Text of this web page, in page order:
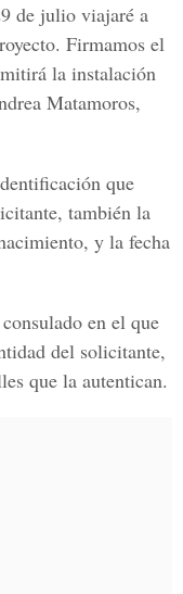
de julio viajaré a
Firmamos el
la instalación
Matamoros,
que
también la
y la fecha
en el que
del solicitante,
que la autentican.